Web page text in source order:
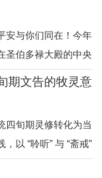
，是你与祂之间的
教友的
安与你们同在！今年
圣伯多禄大殿的中央
表了首份复活节文
不仅仅是对全球政
信仰
期文告的牧灵意
四旬期灵修转化为当
以 “聆听” 与 “斋戒”
、教会与世界的关